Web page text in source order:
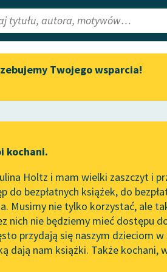
Lektury
redakcyjne
Aktualności
Byliśmy częścią AI
Zapraszamy na
w Oslo
Wolne Lektury na 32.
Pol’and’Rock
„Kochanek Lady
do słuchania na
Lekturach
Twojego wsparcia!
kochani.
Holtz i mam wielki zaszczyt i
do bezpłatnych książek, do
Musimy nie tylko korzystać, ale
nich nie będziemy mieć dostępu
przydają się naszym dzieciom
dają nam książki. Także kochani,
dla dzieci i młodzieży✖